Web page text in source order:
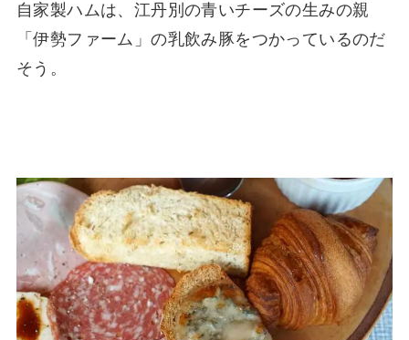
自家製ハムは、江丹別の青いチーズの生みの親
「伊勢ファーム」の乳飲み豚をつかっているのだ
そう。